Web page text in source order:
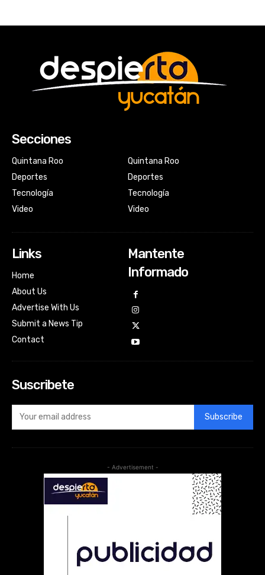
Secciones
Quintana Roo
Deportes
Tecnología
Video
Quintana Roo
Deportes
Tecnología
Video
Links
Home
About Us
Advertise With Us
Submit a News Tip
Contact
Mantente
Informado
Suscribete
Subscribe
- Advertisement -